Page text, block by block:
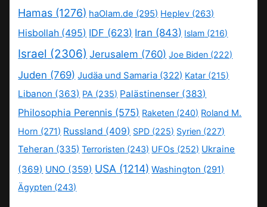
Hamas (1276) haOlam.de (295) Heplev (263)
Hisbollah (495) IDF (623) Iran (843) Islam (216)
Israel (2306) Jerusalem (760) Joe Biden (222)
Juden (769) Judäa und Samaria (322) Katar (215)
Libanon (363) PA (235) Palästinenser (383)
Philosophia Perennis (575) Raketen (240) Roland M.
Horn (271) Russland (409) SPD (225) Syrien (227)
Teheran (335) Terroristen (243) UFOs (252) Ukraine
(369) UNO (359) USA (1214) Washington (291)
Ägypten (243)